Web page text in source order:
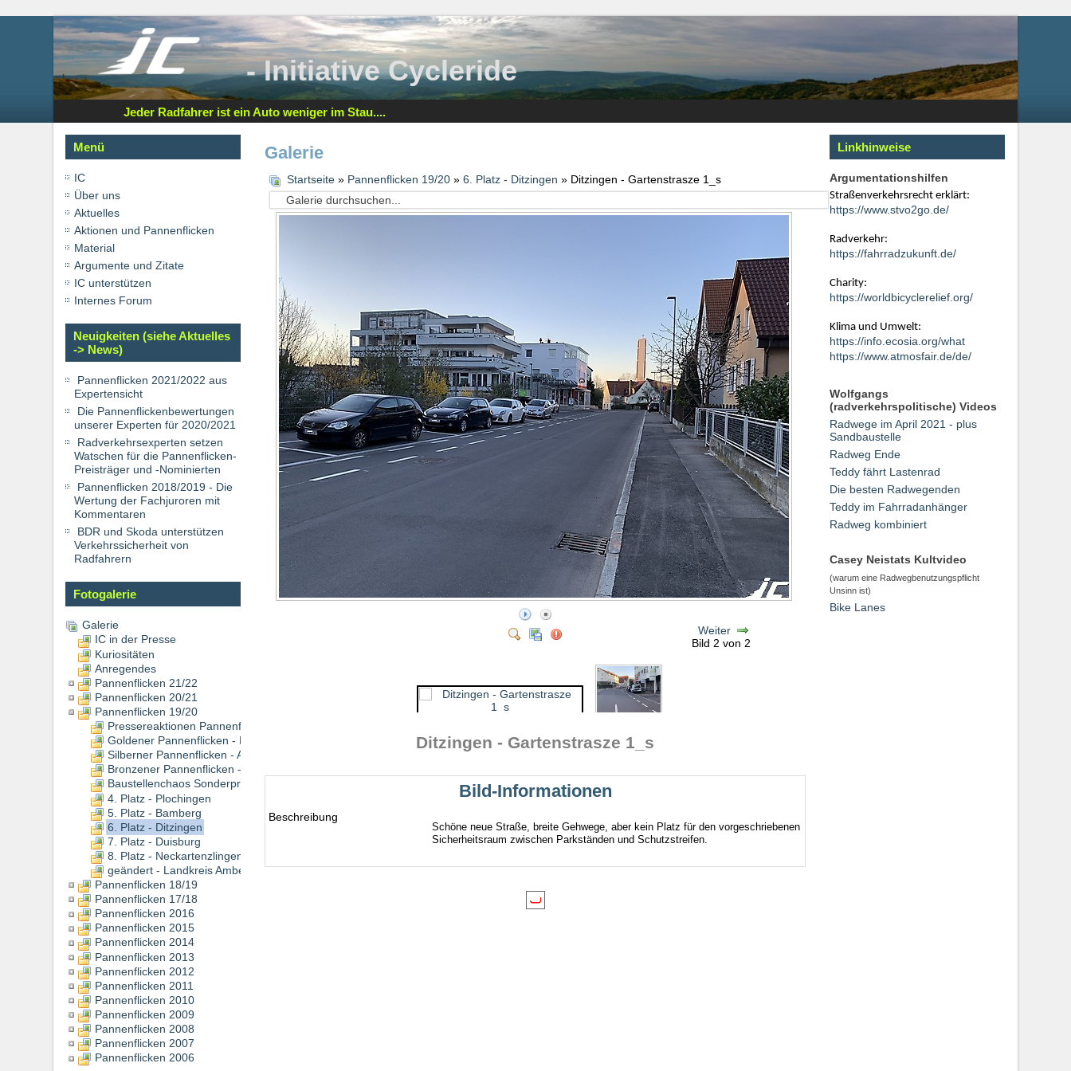
- Initiative Cycleride
Jeder Radfahrer ist ein Auto weniger im Stau....
Menü
IC
Über uns
Aktuelles
Aktionen und Pannenflicken
Material
Argumente und Zitate
IC unterstützen
Internes Forum
Neuigkeiten (siehe Aktuelles
-> News)
Pannenflicken 2021/2022 aus
Expertensicht
Die Pannenflickenbewertungen
unserer Experten für 2020/2021
Radverkehrsexperten setzen
Watschen für die Pannenflicken-
Preisträger und -Nominierten
Pannenflicken 2018/2019 - Die
Wertung der Fachjuroren mit
Kommentaren
BDR und Skoda unterstützen
Verkehrssicherheit von
Radfahrern
Fotogalerie
Galerie
IC in der Presse
Kuriositäten
Anregendes
Pannenflicken 21/22
Pannenflicken 20/21
Pannenflicken 19/20
Pressereaktionen Pannenflicken 19/20
Goldener Pannenflicken - Bingen/Rhein
Silberner Pannenflicken - Aachen
Bronzener Pannenflicken - Wolfschlugen
Baustellenchaos Sonderpreis - Baustelle Duisburg
4. Platz - Plochingen
5. Platz - Bamberg
6. Platz - Ditzingen
7. Platz - Duisburg
8. Platz - Neckartenzlingen
geändert - Landkreis Amberg-Sulzbach
Pannenflicken 18/19
Pannenflicken 17/18
Pannenflicken 2016
Pannenflicken 2015
Pannenflicken 2014
Pannenflicken 2013
Pannenflicken 2012
Pannenflicken 2011
Pannenflicken 2010
Pannenflicken 2009
Pannenflicken 2008
Pannenflicken 2007
Pannenflicken 2006
Galerie
Startseite » Pannenflicken 19/20 »6. Platz - Ditzingen » Ditzingen - Gartenstrasze 1_s
Weiter
Bild 2 von 2
Ditzingen - Gartenstrasze 1_s
Bild-Informationen
Beschreibung
Schöne neue Straße, breite Gehwege, aber kein Platz für den vorgeschriebenen
Sicherheitsraum zwischen Parkständen und Schutzstreifen.
Linkhinweise
Argumentationshilfen
Straßenverkehrsrecht erklärt:
https://www.stvo2go.de/
Radverkehr:
https://fahrradzukunft.de/
Charity:
https://worldbicyclerelief.org/
Klima und Umwelt:
https://info.ecosia.org/what
https://www.atmosfair.de/de/
Wolfgangs
(radverkehrspolitische) Videos
Radwege im April 2021 - plus
Sandbaustelle
Radweg Ende
Teddy fährt Lastenrad
Die besten Radwegenden
Teddy im Fahrradanhänger
Radweg kombiniert
Casey Neistats Kultvideo
(warum eine Radwegbenutzungspflicht
Unsinn ist)
Bike Lanes